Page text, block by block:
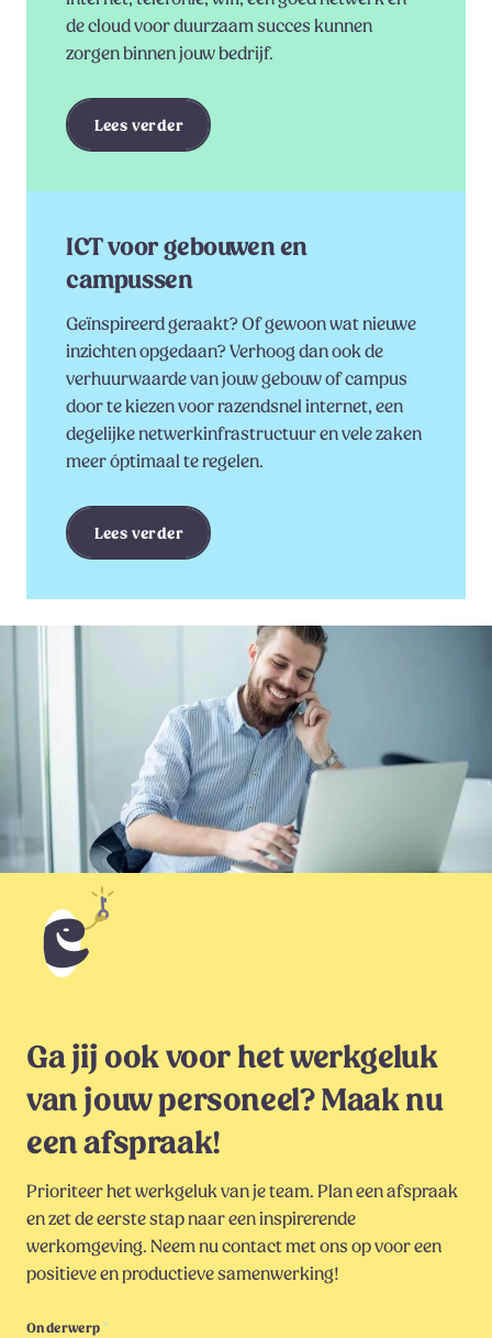
de cloud voor duurzaam succes kunnen
zorgen binnen jouw bedrijf.
Lees verder
ICT voor gebouwen en
campussen
Geïnspireerd geraakt? Of gewoon wat nieuwe
inzichten opgedaan? Verhoog dan ook de
verhuurwaarde van jouw gebouw of campus
door te kiezen voor razendsnel internet, een
degelijke netwerkinfrastructuur en vele zaken
meer óptimaal te regelen.
Lees verder
Ga jij ook voor het werkgeluk
van jouw personeel? Maak nu
een afspraak!
Prioriteer het werkgeluk van je team. Plan een afspraak
en zet de eerste stap naar een inspirerende
werkomgeving. Neem nu contact met ons op voor een
positieve en productieve samenwerking!
Onderwerp*